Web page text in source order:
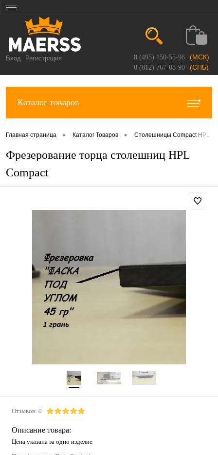
Вход Регистрация 8 (495) 150-55-96 (МСК)
8 (812) 767-88-90 (СПБ)
Каталог товаров
Главная страница • Каталог Товаров • Столешницы Compact HPL
Фрезерование торца столешниц HPL
Compact
Отзывов: 0
Описание товара:
Цена указана за одно изделие